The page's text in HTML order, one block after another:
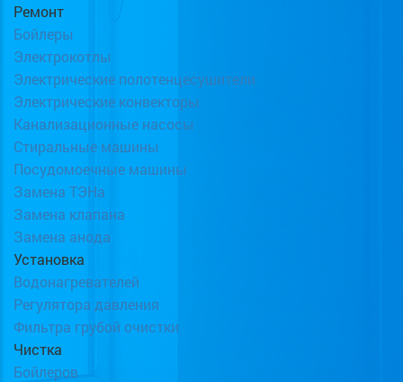
Ремонт
Бойлеры
Электрокотлы
Электрические полотенцесушители
Электрические конвекторы
Канализационные насосы
Стиральные машины
Посудомоечные машины
Замена ТЭНа
Замена клапана
Замена анода
Установка
Водонагревателей
Регулятора давления
Фильтра грубой очистки
Чистка
Бойлеров